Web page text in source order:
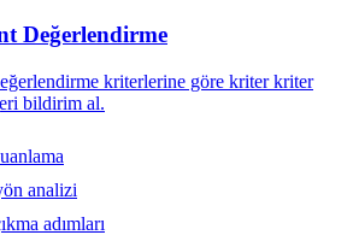
Değerlendirme
kriterlerine göre kriter kriter
bildirim al.
analizi
adımları